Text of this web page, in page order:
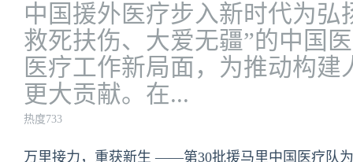
中国援外医疗步入新时代为弘
救死扶伤、大爱无疆”的中国
医疗工作新局面，为推动构
更大贡献。在...
热度733